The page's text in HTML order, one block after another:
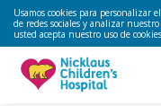
Usamos cookies para personalizar
de redes sociales y analizar
usted acepta nuestro uso de